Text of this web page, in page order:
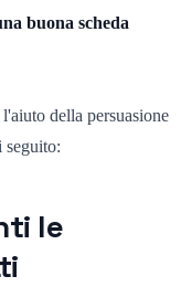
buona scheda
della persuasione
seguito:
le